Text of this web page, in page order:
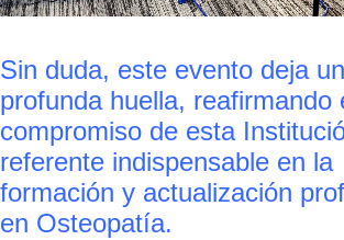
Sin duda, este evento deja
profunda huella, reafirmando
compromiso de esta
referente indispensable en la
formación y actualización
en Osteopatía.